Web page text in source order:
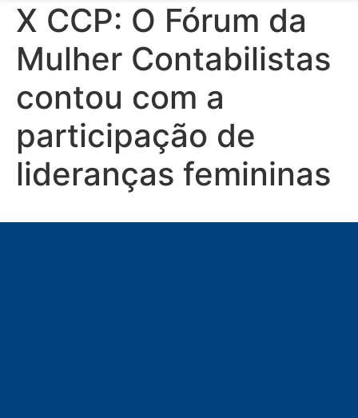
X CCP: O Fórum da
Mulher Contabilistas
contou com a
participação de
lideranças femininas